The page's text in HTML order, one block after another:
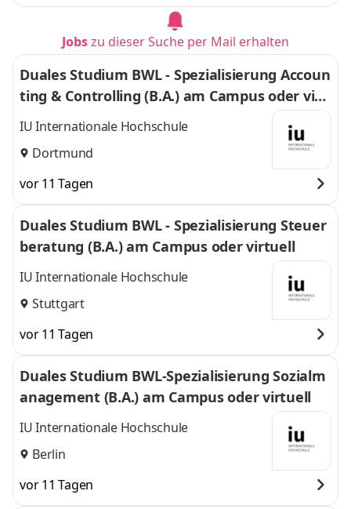
Jobszu dieser Suche per Mail erhalten
Duales Studium BWL - Spezialisierung Accoun
ting & Controlling (B.A.) am Campus oder virt
uell
IU Internationale Hochschule
Dortmund
vor 11 Tagen
Duales Studium BWL - Spezialisierung Steuer
beratung (B.A.) am Campus oder virtuell
IU Internationale Hochschule
Stuttgart
vor 11 Tagen
Duales Studium BWL-Spezialisierung Sozialm
anagement (B.A.) am Campus oder virtuell
IU Internationale Hochschule
Berlin
vor 11 Tagen